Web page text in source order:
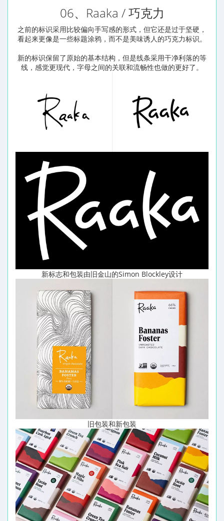
06、Raaka / 巧克力
之前的标识采用比较偏向手写感的形式，但它还是过于坚硬，
看起来更像是一些标题涂鸦，而不是美味诱人的巧克力标识。
新的标识保留了原始的基本结构，但是线条采用干净利落的等
线，感觉更现代，字母之间的关联和流畅性也做的更好了。
新标志和包装由旧金山的Simon Blockley设计
旧包装和新包装